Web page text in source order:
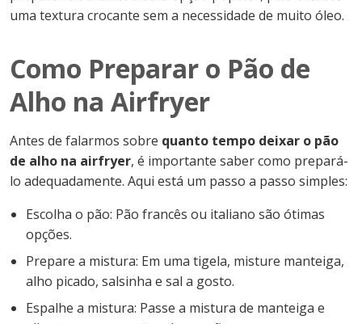
uma textura crocante sem a necessidade de muito óleo.
Como Preparar o Pão de
Alho na Airfryer
Antes de falarmos sobre quanto tempo deixar o pão
de alho na airfryer, é importante saber como prepará-
lo adequadamente. Aqui está um passo a passo simples:
Escolha o pão: Pão francês ou italiano são ótimas
opções.
Prepare a mistura: Em uma tigela, misture manteiga,
alho picado, salsinha e sal a gosto.
Espalhe a mistura: Passe a mistura de manteiga e